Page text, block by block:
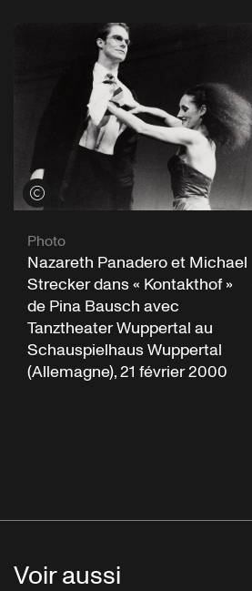
Voir les crédits
Photo
Nazareth Panadero et Michael
Strecker dans « Kontakthof »
de Pina Bausch avec
Tanztheater Wuppertal au
Schauspielhaus Wuppertal
(Allemagne), 21 février 2000
Voir aussi